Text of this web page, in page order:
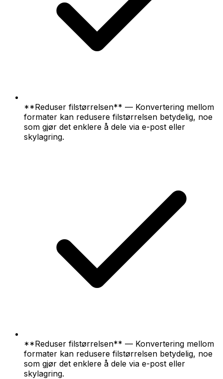
**Reduser filstørrelsen** — Konvertering mellom
formater kan redusere filstørrelsen betydelig, noe
som gjør det enklere å dele via e-post eller
skylagring.
**Reduser filstørrelsen** — Konvertering mellom
formater kan redusere filstørrelsen betydelig, noe
som gjør det enklere å dele via e-post eller
skylagring.